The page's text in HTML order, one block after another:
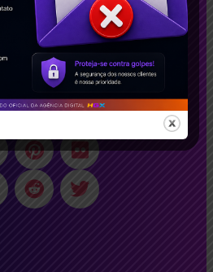
agora seu estudo de
como podemos